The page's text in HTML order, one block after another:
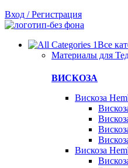
Вход / Регистрация
Все
Материалы для
ВИСКОЗА
Вискоза
Вискоза